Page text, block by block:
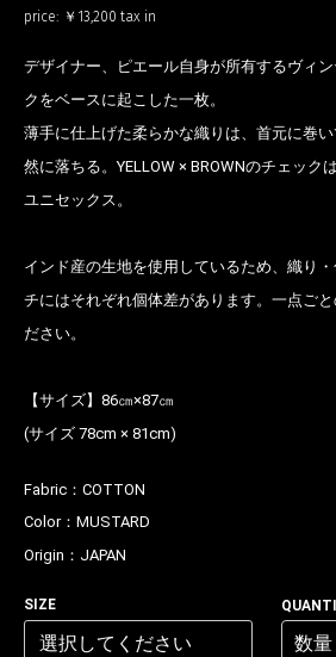
price: ￥13,200 tax in
デザイナー、ピエール自身が所有するヴィ
クをベースに起こした一枚。
薄手に仕上げた柔らかな織りは、首元に巻
然に落ちる。YELLOW × BROWNのチェック
ユニセックス。
インド産の生地を使用しているため、織り
チにはそれぞれ個体差があります。一点ご
ださい。
【サイズ】86㎝×87㎝
(サイズ 78cm × 81cm)
Fabric： COTTON
Color： MUSTARD
Origin： JAPAN
SIZE
数量
お買い物を続ける